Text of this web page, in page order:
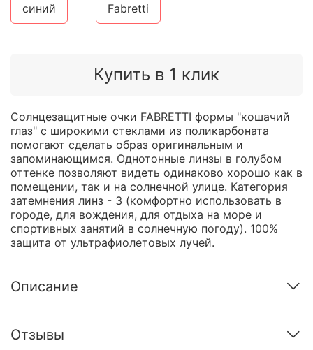
Купить в 1 клик
синий Fabretti
Солнцезащитные очки FABRETTI формы "кошачий
глаз" с широкими стеклами из поликарбоната
помогают сделать образ оригинальным и
запоминающимся. Однотонные линзы в голубом
оттенке позволяют видеть одинаково хорошо как в
помещении, так и на солнечной улице. Категория
затемнения линз - 3 (комфортно использовать в
городе, для вождения, для отдыха на море и
спортивных занятий в солнечную погоду). 100%
защита от ультрафиолетовых лучей.
Описание
Отзывы